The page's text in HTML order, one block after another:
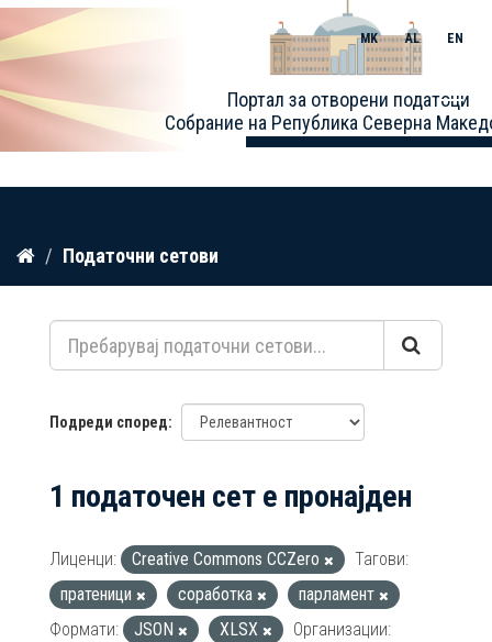
Прескокнете
содржина
Портал за отворени податоци
Собрание на Република Северна
MK AL EN
Toggle
Податочни сетови
Подреди според
1 податочен сет е пронајден
Лиценци: Creative Commons CCZero
Тагови:
пратеници
соработка
парламент
Формати:
JSON XLSX
Организации: